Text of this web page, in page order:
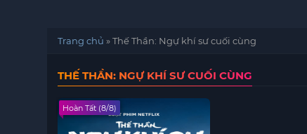
Trang chủ »Thế Thần: Ngự khí sư cuối cùng
THẾ THẦN: NGỰ KHÍ SƯ CUỐI CÙNG
Hoàn Tất (8/8)